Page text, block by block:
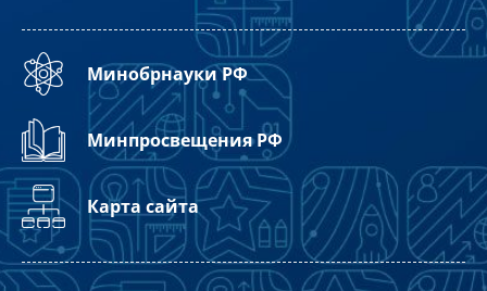
Минобрнауки РФ
Минпросвещения РФ
Карта сайта